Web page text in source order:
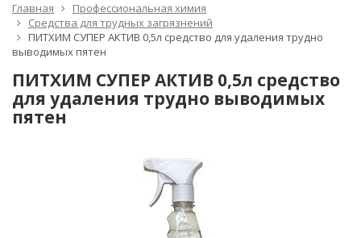
Главная
Профессиональная химия
Средства для трудных загрязнений
ПИТХИМ СУПЕР АКТИВ 0,5л средство для удаления трудно
выводимых пятен
ПИТХИМ СУПЕР АКТИВ 0,5л средство
для удаления трудно выводимых
пятен